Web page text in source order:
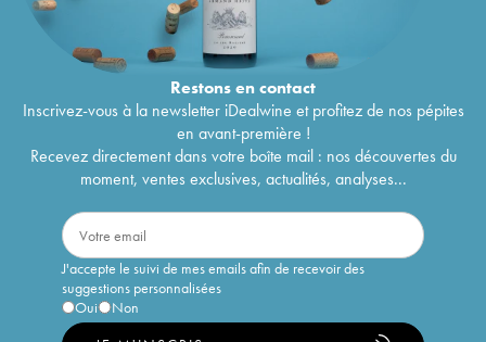
Château d' Arcins Cru Bourgeois
Château d' Arcins Cru Bourgeois
Château d' Arcins Cru Bourgeois
1984
Château d' Arcins Cru Bourgeois 1983
Château d' Arcins Cru Bourgeois 1982 37€
Château d' Arcins Cru Bourgeois1981
Château d' Arcins Cru Bourgeois1980 38€
Château d' Arcins Cru Bourgeois1979 20
Château d' Arcins Cru Bourgeois
€
Château d' Arcins Cru Bourgeois
Restons encontact
Inscrivez-vous à la newsletter iDealwine et profitez de nos pépites
en avant-première !
Recevez directement dans votre boîte mail : nos découvertes du
moment, ventes exclusives, actualités, analyses...
J'accepte le suivi de mes emails afin de recevoir des
suggestions personnalisées
Oui
Non